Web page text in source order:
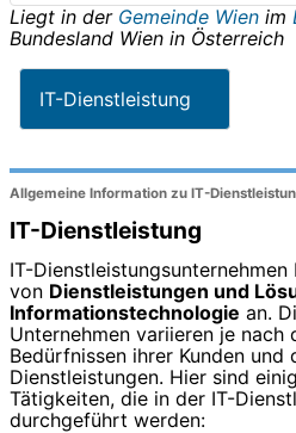
Liegt in der Gemeinde Wien im
Bundesland Wien in Österreich
IT-Dienstleistung
Allgemeine Information zu IT-
IT-Dienstleistung
IT-
von Dienstleistungen und
Informationstechnologie an.
Unternehmen variieren je nach
Bedürfnissen ihrer Kunden
Dienstleistungen. Hier sind
Tätigkeiten, die in der IT-
durchgeführt werden: